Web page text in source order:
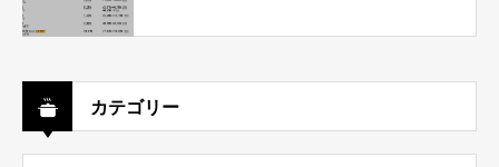
カテゴリー